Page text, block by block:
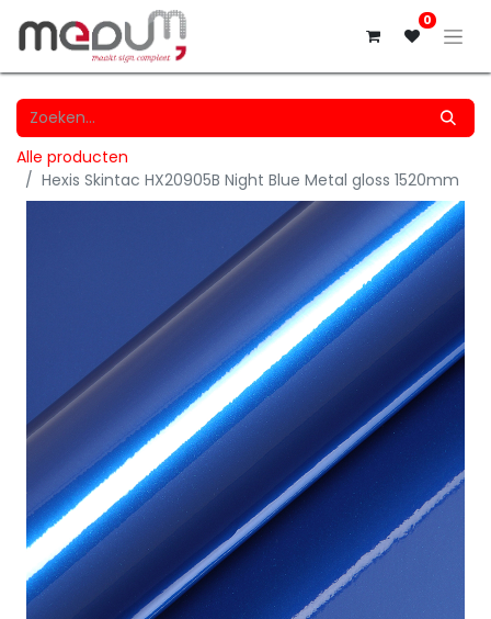
0
Alle producten
Hexis Skintac HX20905B Night Blue Metal gloss 1520mm